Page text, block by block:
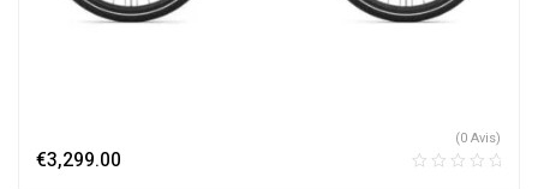
€3,299.00
(0 Avis)